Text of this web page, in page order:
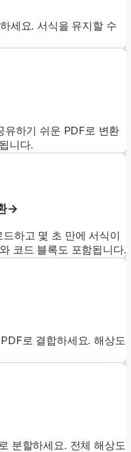
세요. 서식을 유지할 수
유하기 쉬운 PDF로 변환
니다.
하고 몇 초 만에 서식이
코드 블록도 포함됩니다.
로 결합하세요. 해상도
분할하세요. 전체 해상도